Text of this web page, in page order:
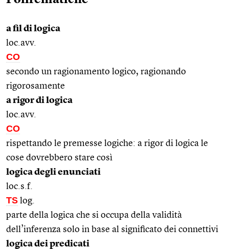
a fil di logica
loc.avv.
CO
secondo un ragionamento logico, ragionando
rigorosamente
a rigor di logica
loc.avv.
CO
rispettando le premesse logiche: a rigor di logica le
cose dovrebbero stare così
logica degli enunciati
loc.s.f.
TS log.
parte della logica che si occupa della validità
dell’inferenza solo in base al significato dei connettivi
logica dei predicati